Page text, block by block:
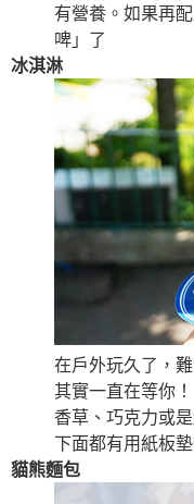
有營養。如果再
啤」了
冰淇淋
在戶外玩久了，
其實一直在等你！
香草、巧克力或
下面都有用紙板
貓熊麵包